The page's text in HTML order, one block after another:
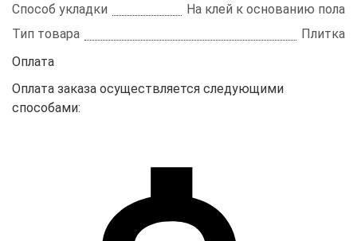
Способ укладки
На клей к основанию пола
Тип товара
Плитка
Оплата
Оплата заказа осуществляется следующими
способами: